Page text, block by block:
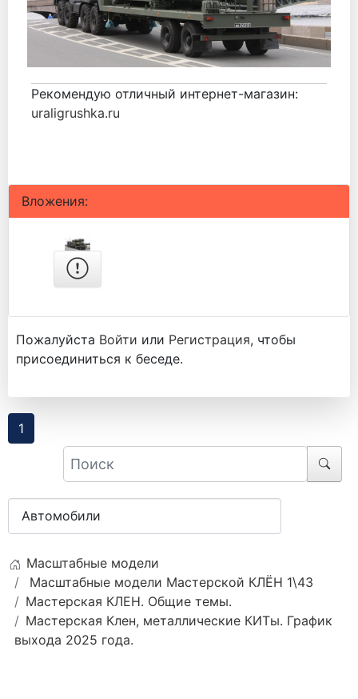
Рекомендую отличный интернет-магазин:
uraligrushka.ru
Вложения:
Пожалуйста Войти или Регистрация, чтобы
присоединиться к беседе.
1
Масштабные модели
Масштабные модели Мастерской КЛЁН 1\43
Мастерская КЛЕН. Общие темы.
Мастерская Клен, металлические КИТы. График
выхода 2025 года.